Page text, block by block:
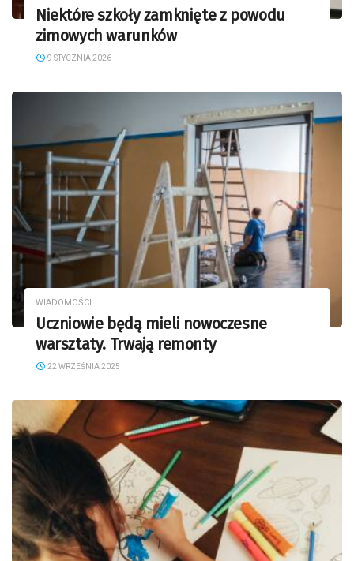
Niektóre szkoły zamknięte z powodu
zimowych warunków
9 STYCZNIA 2026
WIADOMOŚCI
Uczniowie będą mieli nowoczesne
warsztaty. Trwają remonty
22 WRZEŚNIA 2025